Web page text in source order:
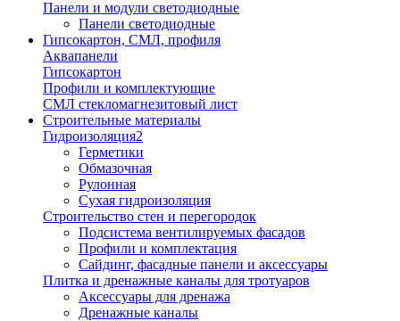
Панели и модули светодиодные
Панели светодиодные
Гипсокартон, СМЛ, профиля
Аквапанели
Гипсокартон
Профили и комплектующие
СМЛ стекломагнезитовый лист
Строительные материалы
Гидроизоляция2
Герметики
Обмазочная
Рулонная
Сухая гидроизоляция
Строительство стен и перегородок
Подсистема вентилируемых фасадов
Профили и комплектация
Сайдинг, фасадные панели и аксессуары
Плитка и дренажные каналы для тротуаров
Аксессуары для дренажа
Дренажные каналы